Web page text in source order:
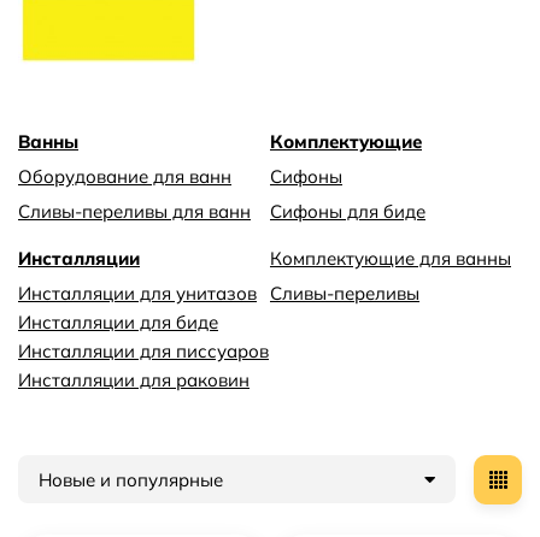
Ванны
Оборудование для ванн
Сливы-переливы для ванн
Инсталляции
Инсталляции для унитазов
Инсталляции для биде
Инсталляции для писсуаров
Инсталляции для раковин
Комплектующие
Сифоны
Сифоны для биде
Комплектующие для ванны
Сливы-переливы
Новые и популярные